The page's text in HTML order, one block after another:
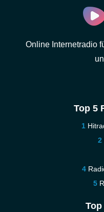
Online Internetradio
Top 5
Top